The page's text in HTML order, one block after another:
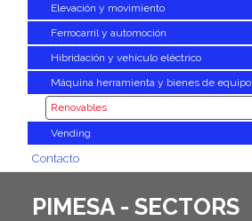
Elevación y movimiento
Ferrocarril y automoción
Hibridación y vehículo eléctrico
Máquina herramienta y bienes de equipo
Renovables
Vending
Contacto
PIMESA - SECTORS